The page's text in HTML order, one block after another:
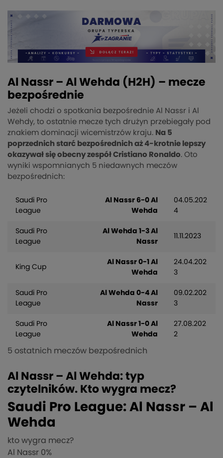
Al Nassr – Al Wehda (H2H) – mecze
bezpośrednie
Jeżeli chodzi o spotkania bezpośrednie Al Nassr i Al
Wehdy, to ostatnie mecze tych drużyn przebiegały pod
znakiem dominacji wicemistrzów kraju. Na 5
poprzednich starć bezpośrednich aż 4-krotnie lepszy
okazywał się obecny zespół Cristiano Ronaldo. Oto
wyniki wspomnianych 5 niedawnych meczów
bezpośrednich:
Saudi Pro
League
Al Nassr 6-0 Al
Wehda
04.05.202
4
Saudi Pro
League
Al Wehda 1-3 Al
Nassr
11.11.2023
King Cup
Al Nassr 0-1 Al
Wehda
24.04.202
3
Saudi Pro
League
Al Wehda 0-4 Al
Nassr
09.02.202
3
Saudi Pro
League
Al Nassr 1-0 Al
Wehda
27.08.202
2
5 ostatnich meczów bezpośrednich
Al Nassr – Al Wehda: typ
czytelników. Kto wygra mecz?
Saudi Pro League: Al Nassr – Al
Wehda
kto wygra mecz?
Al Nassr 0%